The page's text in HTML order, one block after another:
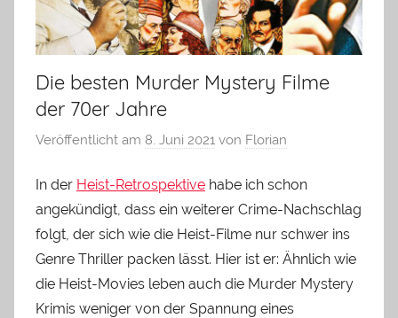
Die besten Murder Mystery Filme
der 70er Jahre
Veröffentlicht am 8. Juni 2021 von Florian
In der Heist-Retrospektive habe ich schon
angekündigt, dass ein weiterer Crime-Nachschlag
folgt, der sich wie die Heist-Filme nur schwer ins
Genre Thriller packen lässt. Hier ist er: Ähnlich wie
die Heist-Movies leben auch die Murder Mystery
Krimis weniger von der Spannung eines